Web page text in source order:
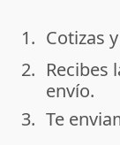
done
1. Cotizas
done
2. Recibes
envío.
done
3. Te